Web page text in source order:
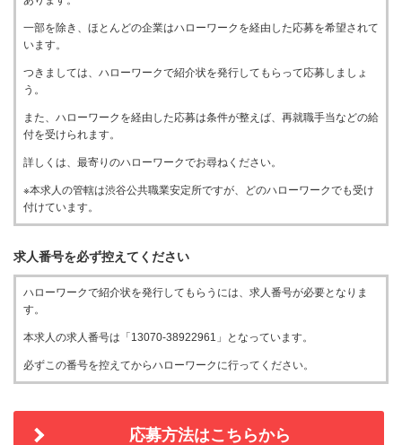
一部を除き、ほとんどの企業はハローワークを経由した応募を希望されて
います。
つきましては、ハローワークで紹介状を発行してもらって応募しましょ
う。
また、ハローワークを経由した応募は条件が整えば、再就職手当などの給
付を受けられます。
詳しくは、最寄りのハローワークでお尋ねください。
※本求人の管轄は渋谷公共職業安定所ですが、どのハローワークでも受け
付けています。
求人番号を必ず控えてください
ハローワークで紹介状を発行してもらうには、求人番号が必要となりま
す。
本求人の求人番号は「13070-38922961」となっています。
必ずこの番号を控えてからハローワークに行ってください。
応募方法はこちらから